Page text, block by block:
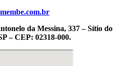
da Messina, 337 – Sítio do
– CEP: 02318-000.